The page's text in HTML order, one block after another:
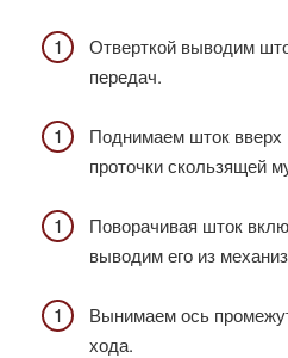
Отверткой выводим
передач.
Поднимаем шток
проточки скользящей
Поворачивая шток
выводим его из
Вынимаем ось
хода.